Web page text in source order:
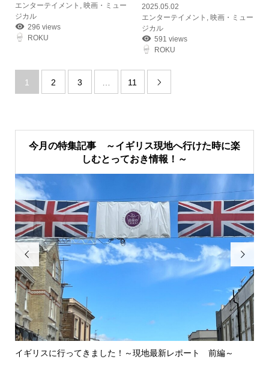
エンターテイメント , 映画・ミュー
ジカル
296 views
ROKU
2025.05.02
エンターテイメント , 映画・ミュー
ジカル
591 views
ROKU
1 2 3 … 11 
今月の特集記事 ～イギリス現地へ行けた時に楽
しむとっておき情報！～

イギリスに行ってきました！～現地最新レポート 前編～
